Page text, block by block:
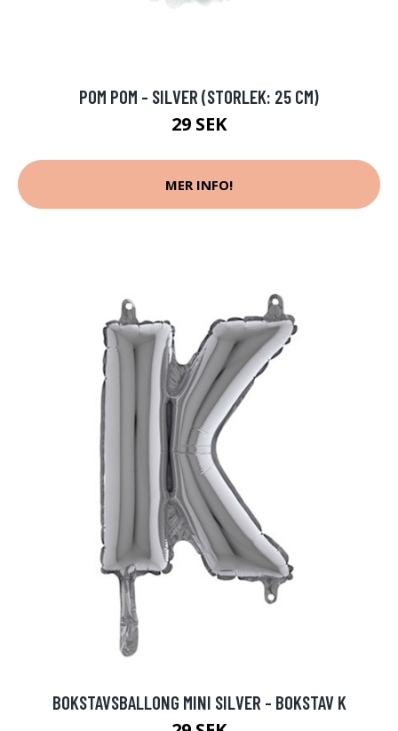
POM POM - SILVER (STORLEK: 25 CM)
29 SEK
MER INFO!
BOKSTAVSBALLONG MINI SILVER - BOKSTAV K